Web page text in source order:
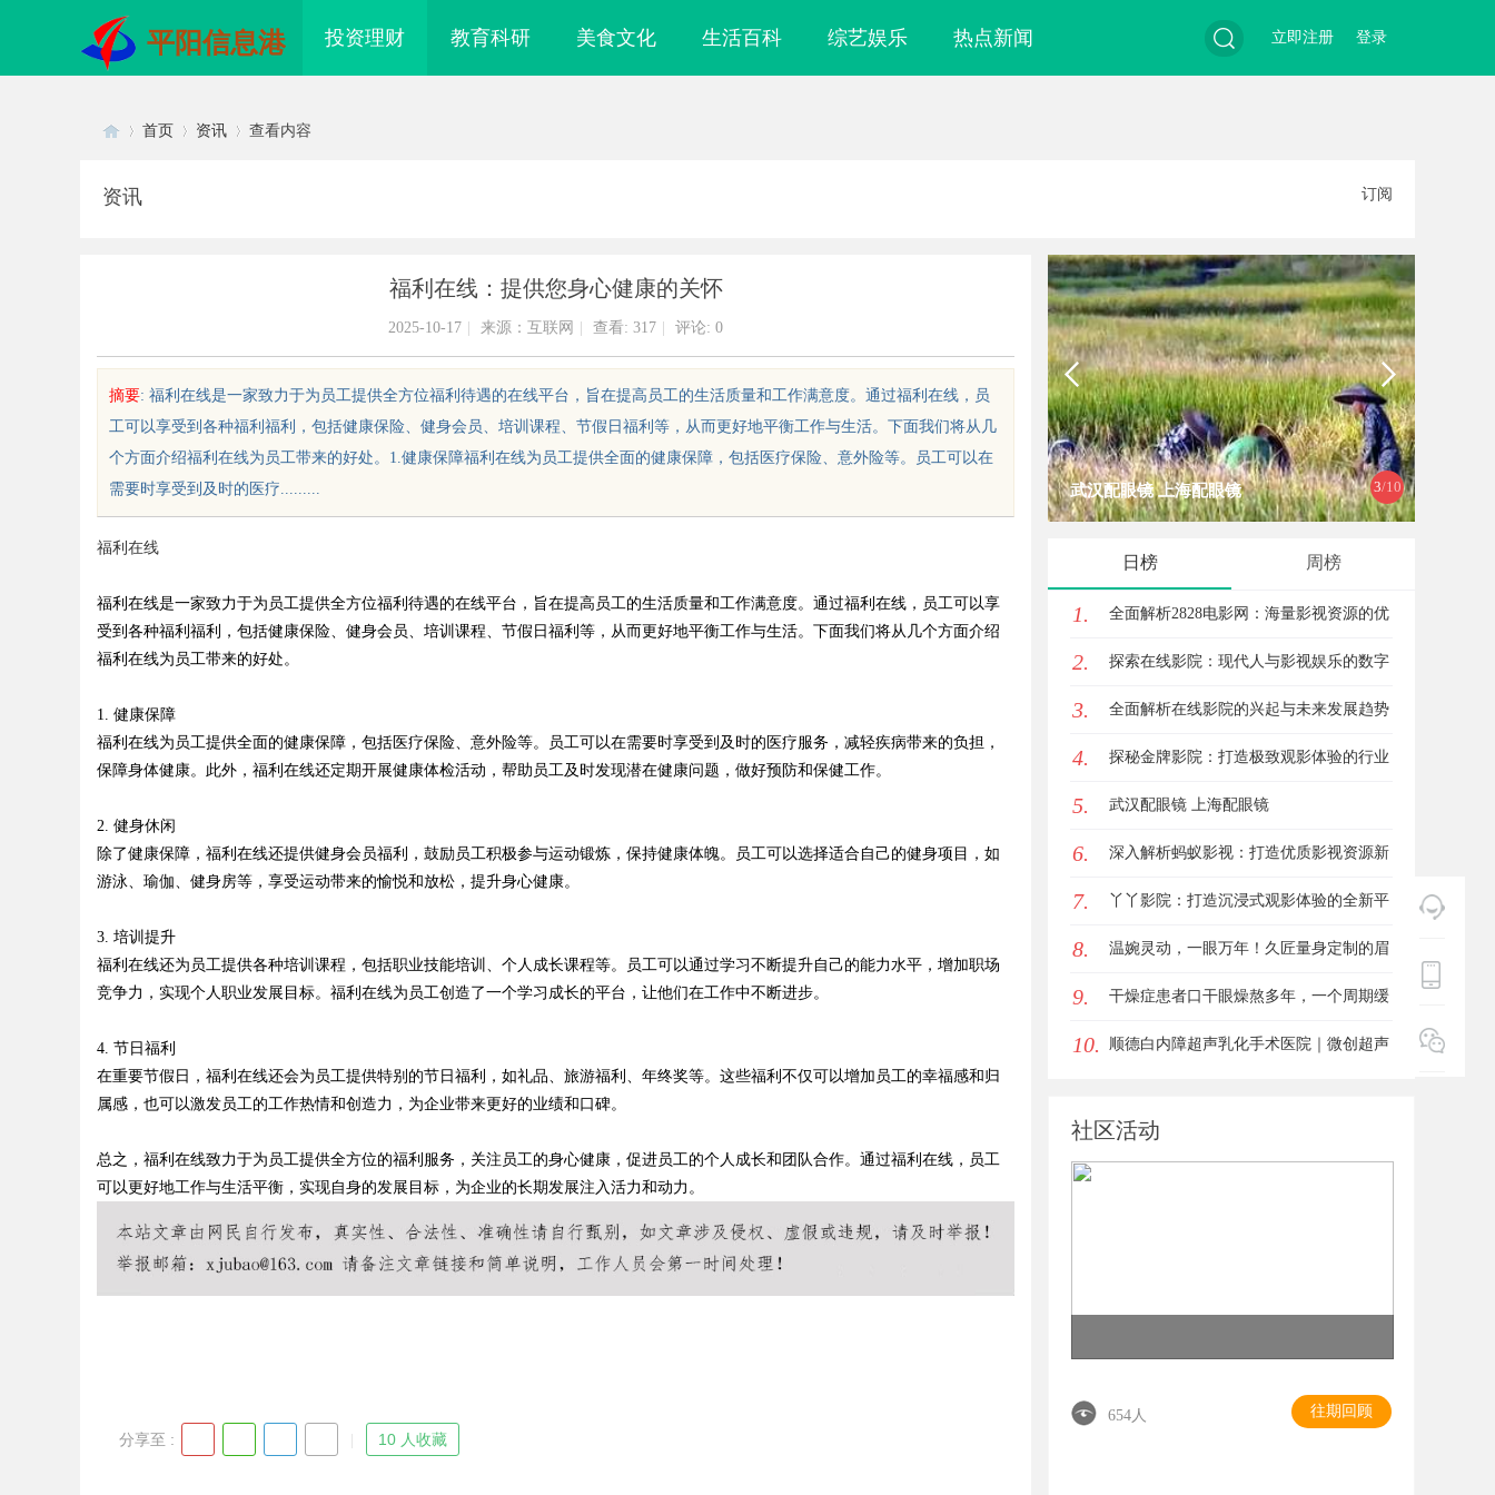
平阳信息港 投资理财 教育科研 美食文化 生活百科 综艺娱乐 热点新闻
索
登录
立即注册
uz
!
Bo
首页 资讯 查看内容
资讯 订阅
福利在线：提供您身心健康的关怀
2025-10-17 来源：互联网 查看: 317 评论: 0
摘要: 福利在线是一家致力于为员工提供全方位福利待遇的在线平台，旨在提高员工的生活质量和工作满意度。通过福利在线，员
工可以享受到各种福利福利，包括健康保险、健身会员、培训课程、节假日福利等，从而更好地平衡工作与生活。下面我们将从几
个方面介绍福利在线为员工带来的好处。1.健康保障福利在线为员工提供全面的健康保障，包括医疗保险、意外险等。员工可以在
需要时享受到及时的医疗.........
福利在线
福利在线是一家致力于为员工提供全方位福利待遇的在线平台，旨在提高员工的生活质量和工作满意度。通过福利在线，员工可以享
受到各种福利福利，包括健康保险、健身会员、培训课程、节假日福利等，从而更好地平衡工作与生活。下面我们将从几个方面介绍
福利在线为员工带来的好处。
1. 健康保障
福利在线为员工提供全面的健康保障，包括医疗保险、意外险等。员工可以在需要时享受到及时的医疗服务，减轻疾病带来的负担，
保障身体健康。此外，福利在线还定期开展健康体检活动，帮助员工及时发现潜在健康问题，做好预防和保健工作。
2. 健身休闲
除了健康保障，福利在线还提供健身会员福利，鼓励员工积极参与运动锻炼，保持健康体魄。员工可以选择适合自己的健身项目，如
游泳、瑜伽、健身房等，享受运动带来的愉悦和放松，提升身心健康。
3. 培训提升
福利在线还为员工提供各种培训课程，包括职业技能培训、个人成长课程等。员工可以通过学习不断提升自己的能力水平，增加职场
竞争力，实现个人职业发展目标。福利在线为员工创造了一个学习成长的平台，让他们在工作中不断进步。
4. 节日福利
在重要节假日，福利在线还会为员工提供特别的节日福利，如礼品、旅游福利、年终奖等。这些福利不仅可以增加员工的幸福感和归
属感，也可以激发员工的工作热情和创造力，为企业带来更好的业绩和口碑。
总之，福利在线致力于为员工提供全方位的福利服务，关注员工的身心健康，促进员工的个人成长和团队合作。通过福利在线，员工
可以更好地工作与生活平衡，实现自身的发展目标，为企业的长期发展注入活力和动力。
分享至 : 10 人收藏
3/10
院：打造沉浸式观影新体验的 武汉配眼镜 上海配眼镜
日榜 周榜
1. 全面解析2828电影网：海量影视资源的优
质观看平台
2. 探索在线影院：现代人与影视娱乐的数字
连接之道
3. 全面解析在线影院的兴起与未来发展趋势
探讨
4. 探秘金牌影院：打造极致观影体验的行业
标杆
5. 武汉配眼镜 上海配眼镜
6. 深入解析蚂蚁影视：打造优质影视资源新
平台
7. 丫丫影院：打造沉浸式观影体验的全新平
台探索
8. 温婉灵动，一眼万年！久匠量身定制的眉
眼唇，才是你整张脸的点睛之笔！淡颜系
女生的气质加分项
9. 干燥症患者口干眼燥熬多年，一个周期缓
过来？老中医：一张辨证方对症，身体找
10. 顺德白内障超声乳化手术医院｜微创超声
社区活动
654人 往期回顾